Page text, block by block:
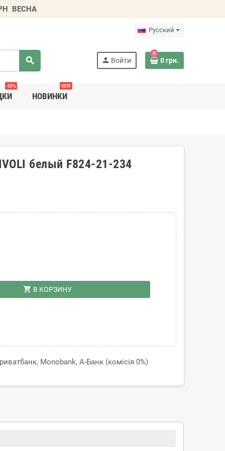
ВЕСНА
Русский
search person Войти
0
0 грн.
-50%
НОВИНКИ
NEW
белый F824-21-234
shopping_cart В КОРЗИНУ
Monobank, А-Банк (комісія 0%)